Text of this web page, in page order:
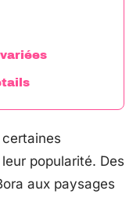
popularité. Des
aux paysages